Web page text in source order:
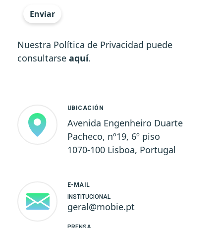
Enviar
Nuestra Política de Privacidad puede
consultarse aquí.
UBICACIÓN
Avenida Engenheiro Duarte
Pacheco, nº19, 6º piso
1070-100 Lisboa, Portugal
E-MAIL
INSTITUCIONAL
geral@mobie.pt